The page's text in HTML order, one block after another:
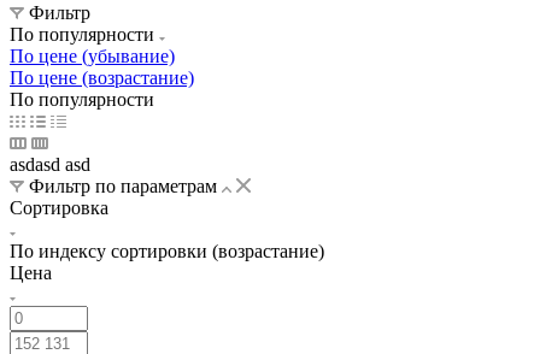
Фисташковый Чёрный
Малахитовый Морская волна
Фильтр
По популярности
По цене (убывание)
По цене (возрастание)
По популярности
asdasd asd
Фильтр по параметрам
Сортировка
По индексу сортировки (возрастание)
Цена